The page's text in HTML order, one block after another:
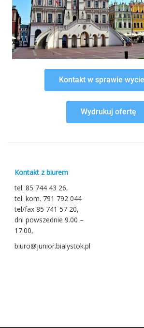
Kontakt w sprawie
Wydrukuj ofertę
Kontakt z biurem
tel. 85 744 43 26,
tel. kom. 791 792 044
tel/fax 85 741 57 20,
dni powszednie 9.00 –
17.00,
biuro@junior.bialystok.pl